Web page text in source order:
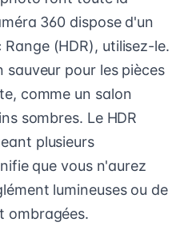
360 dispose d'un
(HDR), utilisez-le.
sauveur pour les pièces
comme un salon
sombres. Le HDR
plusieurs
que vous n'aurez
lumineuses ou de
ombragées.